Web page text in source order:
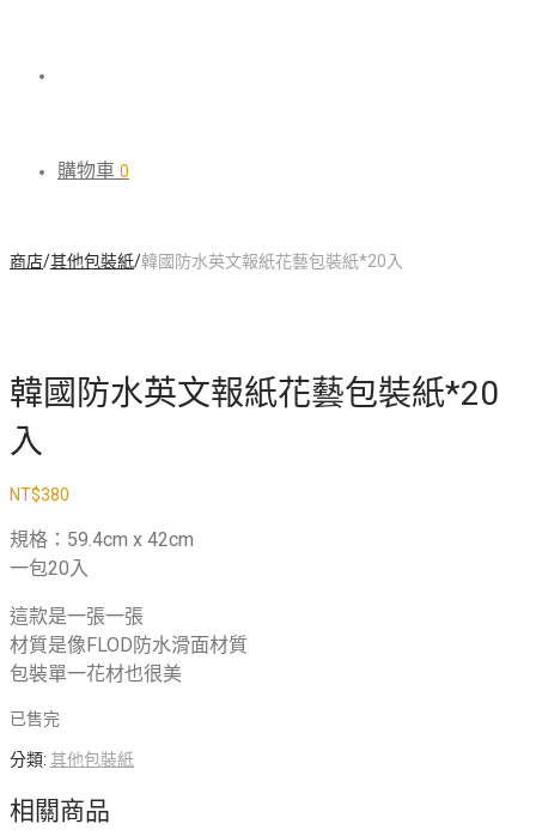
購物車 0
商店/其他包裝紙/韓國防水英文報紙花藝包裝紙*20入
韓國防水英文報紙花藝包裝紙*20
入
NT$380
規格：59.4cm x 42cm
一包20入
這款是一張一張
材質是像FLOD防水滑面材質
包裝單一花材也很美
已售完
分類: 其他包裝紙
相關商品